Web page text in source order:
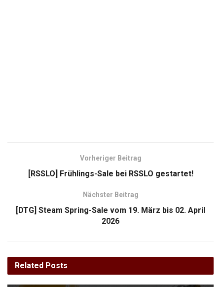
Vorheriger Beitrag
[RSSLO] Frühlings-Sale bei RSSLO gestartet!
Nächster Beitrag
[DTG] Steam Spring-Sale vom 19. März bis 02. April
2026
Related Posts